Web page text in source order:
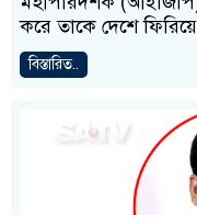
করে তাকে দেশে
বিস্তারিত..